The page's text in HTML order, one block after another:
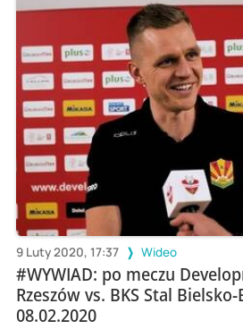
9 Luty 2020, 17:37 Wideo
#WYWIAD: po meczu
Rzeszów vs. BKS Stal
08.02.2020